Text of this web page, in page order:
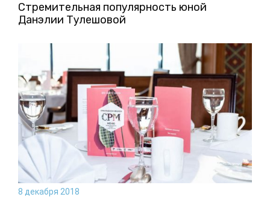
Стремительная популярность юной
Данэлии Тулешовой
8 декабря 2018